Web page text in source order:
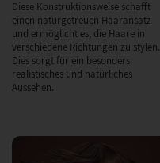
Diese Konstruktionsweise schafft
einen naturgetreuen Haaransatz
und ermöglicht es, die Haare in
verschiedene Richtungen zu stylen.
Dies sorgt für ein besonders
realistisches und natürliches
Aussehen.